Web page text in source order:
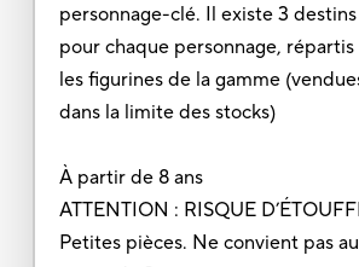
personnage-clé. Il existe 3
pour chaque personnage,
les figurines de la gamme
dans la limite des stocks)
À partir de 8 ans
ATTENTION : RISQUE
Petites pièces. Ne convient pas